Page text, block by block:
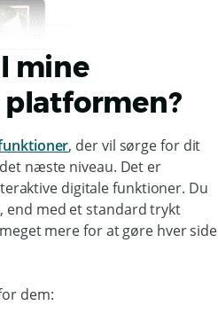
mine
, der vil sørge for dit
næste niveau. Det er
digitale funktioner. Du
end med et standard trykt
mere for at gøre hver side
dem: